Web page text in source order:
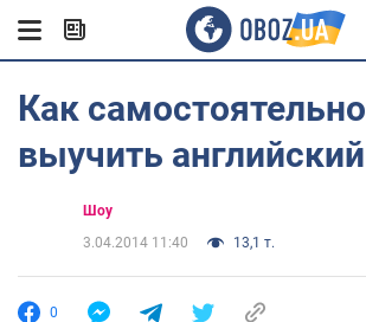
Как самостоятельно
выучить английский
Шоу
3.04.2014 11:40
13,1 т.
0